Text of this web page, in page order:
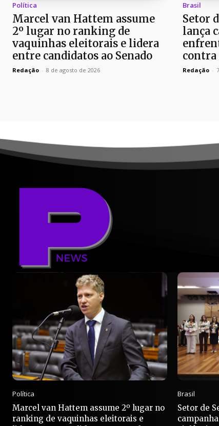
Política
Marcel van Hattem assume
2º lugar no ranking de
vaquinhas eleitorais e lidera
entre candidatos ao Senado
Redação - 8 de agosto de 2026
Brasil
Setor
lança
Redação -
Política
Marcel van Hattem assume 2º lugar no
ranking de vaquinhas eleitorais e
Brasil
Setor de